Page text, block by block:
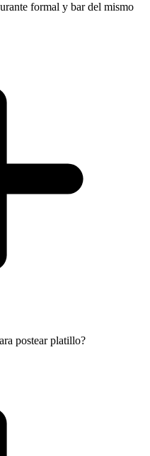
formal y bar del mismo
postear platillo?